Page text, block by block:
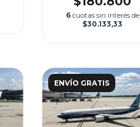
6 cuotas sin interés de
$30.133,33
ENVÍO GRATIS